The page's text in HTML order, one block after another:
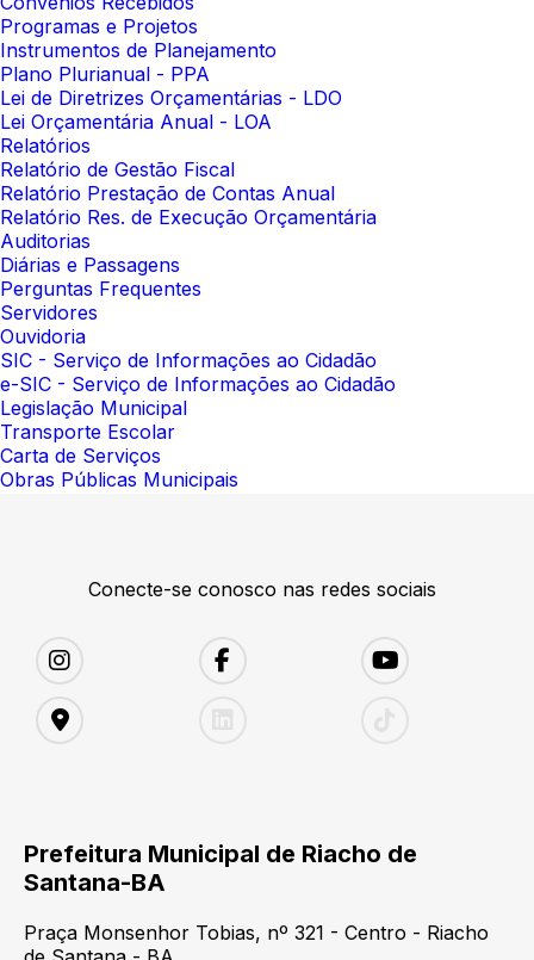
Programas e Projetos
Instrumentos de Planejamento
Plano Plurianual - PPA
Lei de Diretrizes Orçamentárias - LDO
Lei Orçamentária Anual - LOA
Relatórios
Relatório de Gestão Fiscal
Relatório Prestação de Contas Anual
Relatório Res. de Execução Orçamentária
Auditorias
Diárias e Passagens
Perguntas Frequentes
Servidores
Ouvidoria
SIC - Serviço de Informações ao Cidadão
e-SIC - Serviço de Informações ao Cidadão
Legislação Municipal
Transporte Escolar
Carta de Serviços
Obras Públicas Municipais
Conecte-se conosco nas redes sociais
Prefeitura Municipal de Riacho de
Santana-BA
Praça Monsenhor Tobias, nº 321 - Centro - Riacho